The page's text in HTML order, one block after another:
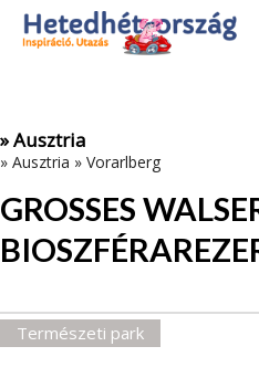
Az oldal sütiket (cookies)
Adatvédelmi tájékoztató
» Ausztria
» Ausztria » Vorarlberg
GROSSES
Természeti park